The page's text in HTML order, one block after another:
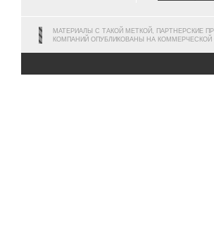
МАТЕРИАЛЫ С ТАКОЙ МЕТКОЙ, ПАРТНЕРСКИЕ
КОМПАНИЙ ОПУБЛИКОВАНЫ НА